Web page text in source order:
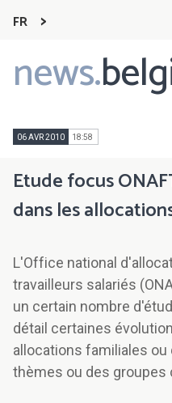
FR
news.
Main
navigation
06 AVR 2010 18:58
Etude focus
dans les
L'Office national
travailleurs salariés
un certain nombre
détail certaines
allocations familiales
thèmes ou des